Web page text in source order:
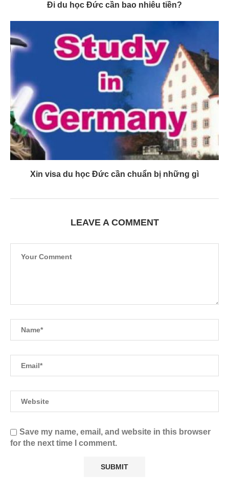
Đi du học Đức cần bao nhiêu tiền?
Xin visa du học Đức cần chuẩn bị những gì
LEAVE A COMMENT
Save my name, email, and website in this browser
for the next time I comment.